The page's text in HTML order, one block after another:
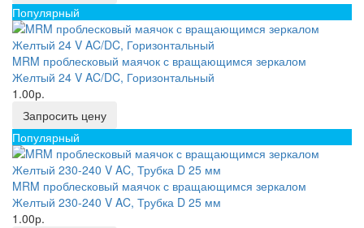
Популярный
MRM проблесковый маячок с вращающимся зеркалом
Желтый 24 V AC/DC, Горизонтальный
1.00р.
Запросить цену
Популярный
MRM проблесковый маячок с вращающимся зеркалом
Желтый 230-240 V AC, Трубка D 25 мм
1.00р.